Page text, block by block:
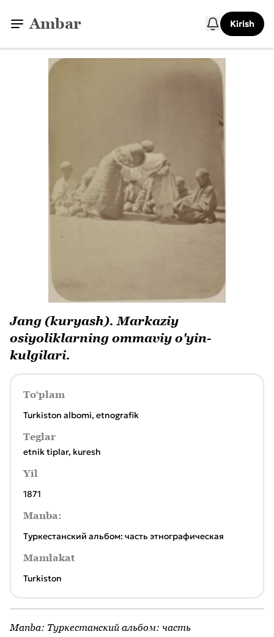
Ambar Kirish
Jang (kuryash). Markaziy
osiyoliklarning ommaviy o'yin-
kulgilari.
To‘plam
Turkiston albomi, etnografik
Teglar
etnik tiplar, kuresh
Yil
1871
Manba:
Туркестанский альбом: часть этнографическая
Mamlakat
Turkiston
Manba: Туркестанский альбом: часть